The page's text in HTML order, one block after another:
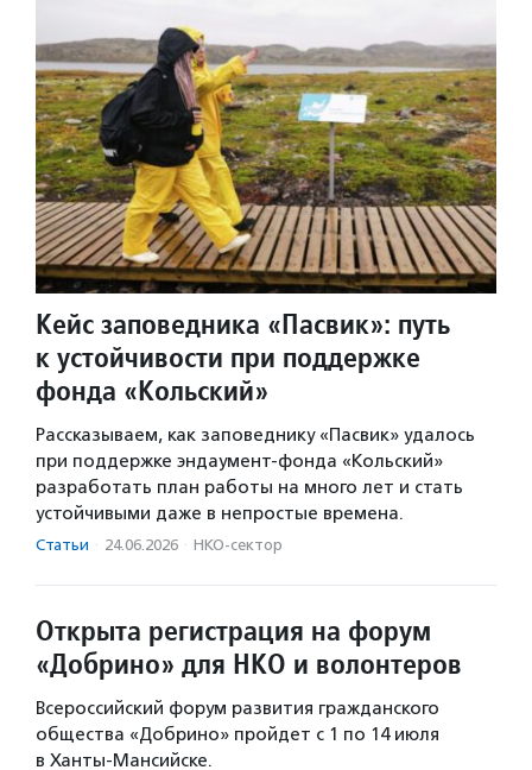
Кейс заповедника «Пасвик»: путь
к устойчивости при поддержке
фонда «Кольский»
Рассказываем, как заповеднику «Пасвик» удалось
при поддержке эндаумент-фонда «Кольский»
разработать план работы на много лет и стать
устойчивыми даже в непростые времена.
Статьи · 24.06.2026 · НКО-сектор
Открыта регистрация на форум
«Добрино» для НКО и волонтеров
Всероссийский форум развития гражданского
общества «Добрино» пройдет с 1 по 14 июля
в Ханты-Мансийске.